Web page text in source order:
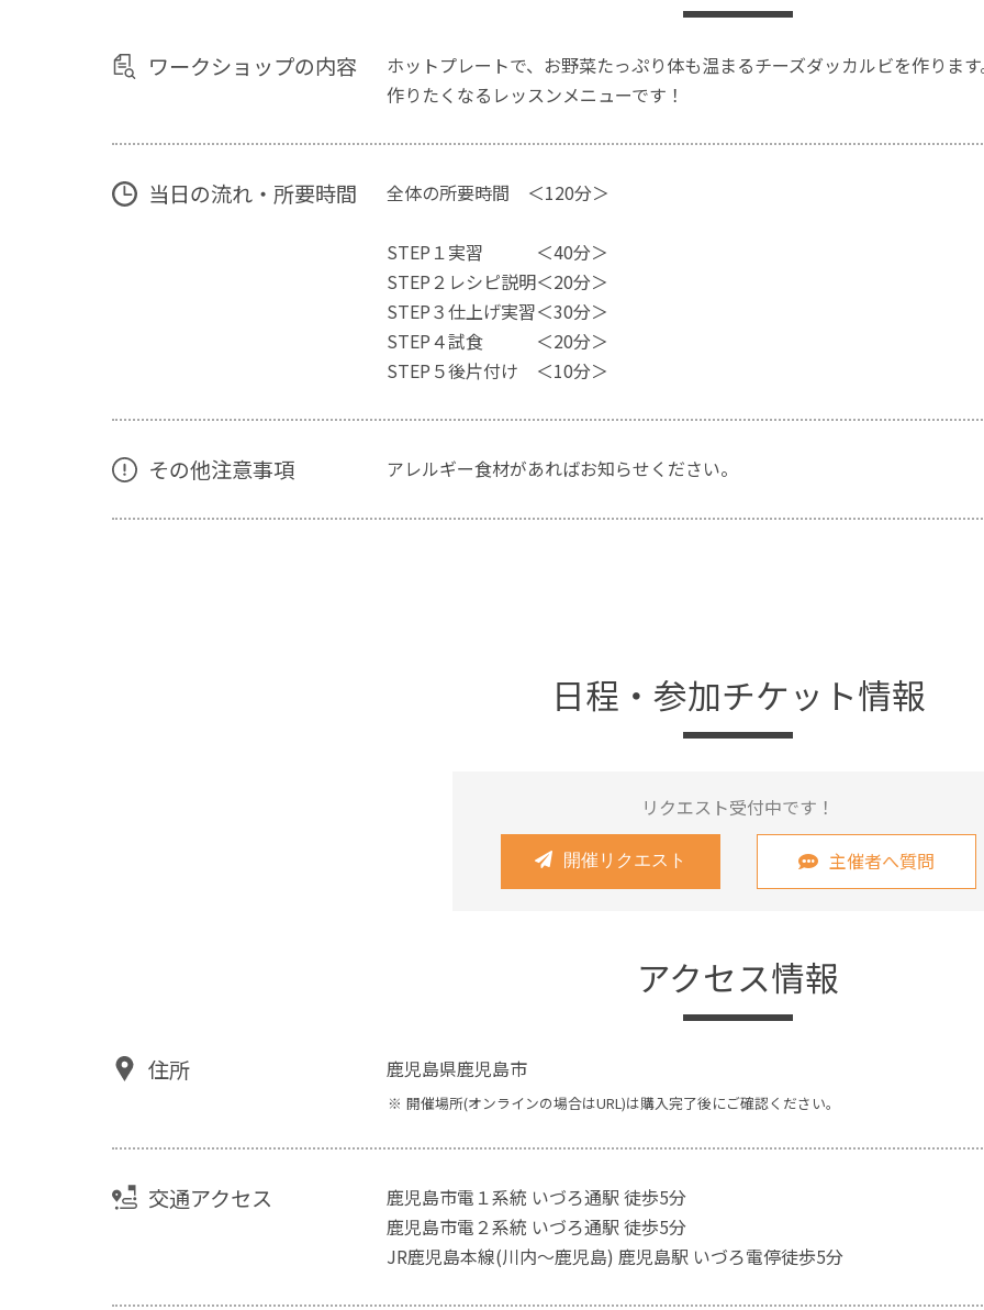
ワークショップの内容
ホットプレートで、お野菜たっぷり体も温まるチーズダッカルビを作りま
作りたくなるレッスンメニューです！
当日の流れ・所要時間 全体の所要時間 ＜120分＞
STEP１実習 ＜40分＞
STEP２レシピ説明＜20分＞
STEP３仕上げ実習＜30分＞
STEP４試食 ＜20分＞
STEP５後片付け ＜10分＞
その他注意事項 アレルギー食材があればお知らせください。
日程・参加チケット情報
リクエスト受付中です！
開催リクエスト 主催者へ質問
アクセス情報
住所 鹿児島県鹿児島市
開催場所(オンラインの場合はURL)は購入完了後にご確認ください。
交通アクセス
鹿児島市電１系統 いづろ通駅 徒歩5分
鹿児島市電２系統 いづろ通駅 徒歩5分
JR鹿児島本線(川内～鹿児島) 鹿児島駅 いづろ電停徒歩5分